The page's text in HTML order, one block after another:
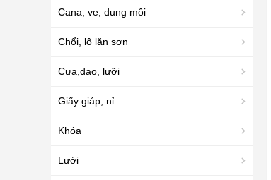
Cana, ve, dung môi
Chổi, lô lăn sơn
Cưa,dao, lưỡi
Giấy giáp, nỉ
Khóa
Lưới